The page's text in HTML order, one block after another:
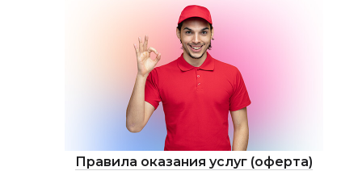
Правила оказания услуг (оферта)